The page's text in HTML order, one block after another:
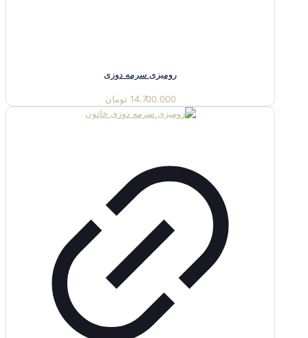
رومیزی سرمه دوزی
14.700.000 تومان